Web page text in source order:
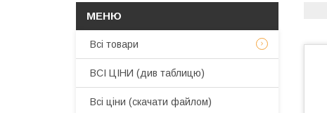
Всі товари
ВСІ ЦІНИ (див таблицю)
Всі ціни (скачати файлом)